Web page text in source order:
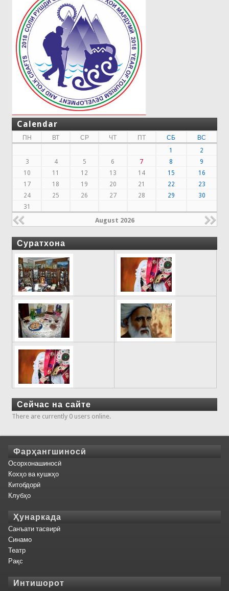
Calendar
ПН ВТ СР ЧТ ПТ СБ
ВС
1
2
3
4 5 6 7 8
9
10
11 12 13 14 15
16
17
18 19 20 21 22
23
24
25 26 27 28 29
30
31
August 2026
Суратхона
Сейчас на сайте
There are currently 0 users online.
Фарҳангшиносӣ
Осорхонашиносӣ
Кохҳо ва кушкҳо
Китобдорӣ
Клубҳо
Ҳунаркада
Санъати тасвирӣ
Синамо
Театр
Рақс
Интишорот